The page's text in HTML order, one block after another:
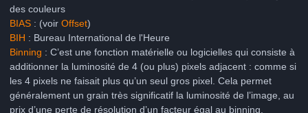
des couleurs
BIAS : (voir Offset)
BIH : Bureau International de l'Heure
Binning : C’est une fonction matérielle ou logicielles qui consiste à
additionner la luminosité de 4 (ou plus) pixels adjacent : comme si
les 4 pixels ne faisait plus qu’un seul gros pixel. Cela permet
généralement un grain très significatif la luminosité de l’image, au
prix d’une perte de résolution d’un facteur égal au binning.